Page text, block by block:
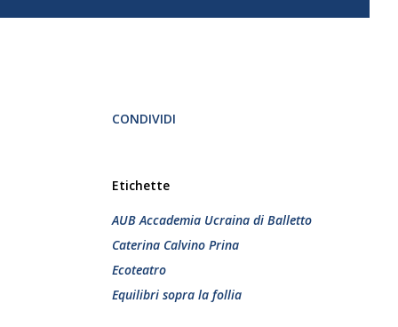
CONDIVIDI
Etichette
AUB Accademia Ucraina di Balletto
Caterina Calvino Prina
Ecoteatro
Equilibri sopra la follia